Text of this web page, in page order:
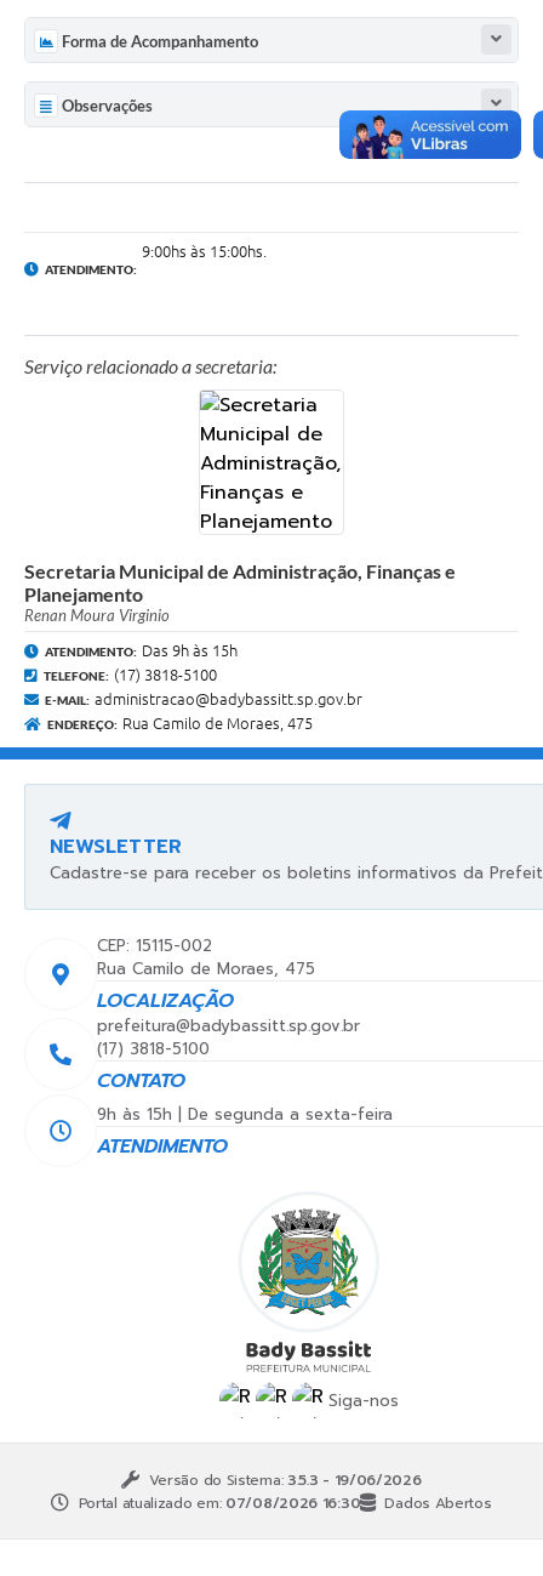
Forma de Acompanhamento
Observações
ATENDIMENTO:
9:00hs às 15:00hs.
Serviço relacionado a secretaria:
Secretaria Municipal de Administração, Finanças e
Planejamento
Renan Moura Virginio
ATENDIMENTO: Das 9h às 15h
TELEFONE: (17) 3818-5100
E-MAIL: administracao@badybassitt.sp.gov.br
ENDEREÇO: Rua Camilo de Moraes, 475
Siga-nos
LOCALIZAÇÃO
Rua Camilo de Moraes, 475
CEP: 15115-002
CONTATO
(17) 3818-5100
prefeitura@badybassitt.sp.gov.br
ATENDIMENTO
9h às 15h | De segunda a sexta-feira
NEWSLETTER
Cadastre-se para receber os boletins informativos da
Versão do Sistema: 3.5.3 - 19/06/2026
Portal atualizado em: 07/08/2026 16:30 Dados Abertos